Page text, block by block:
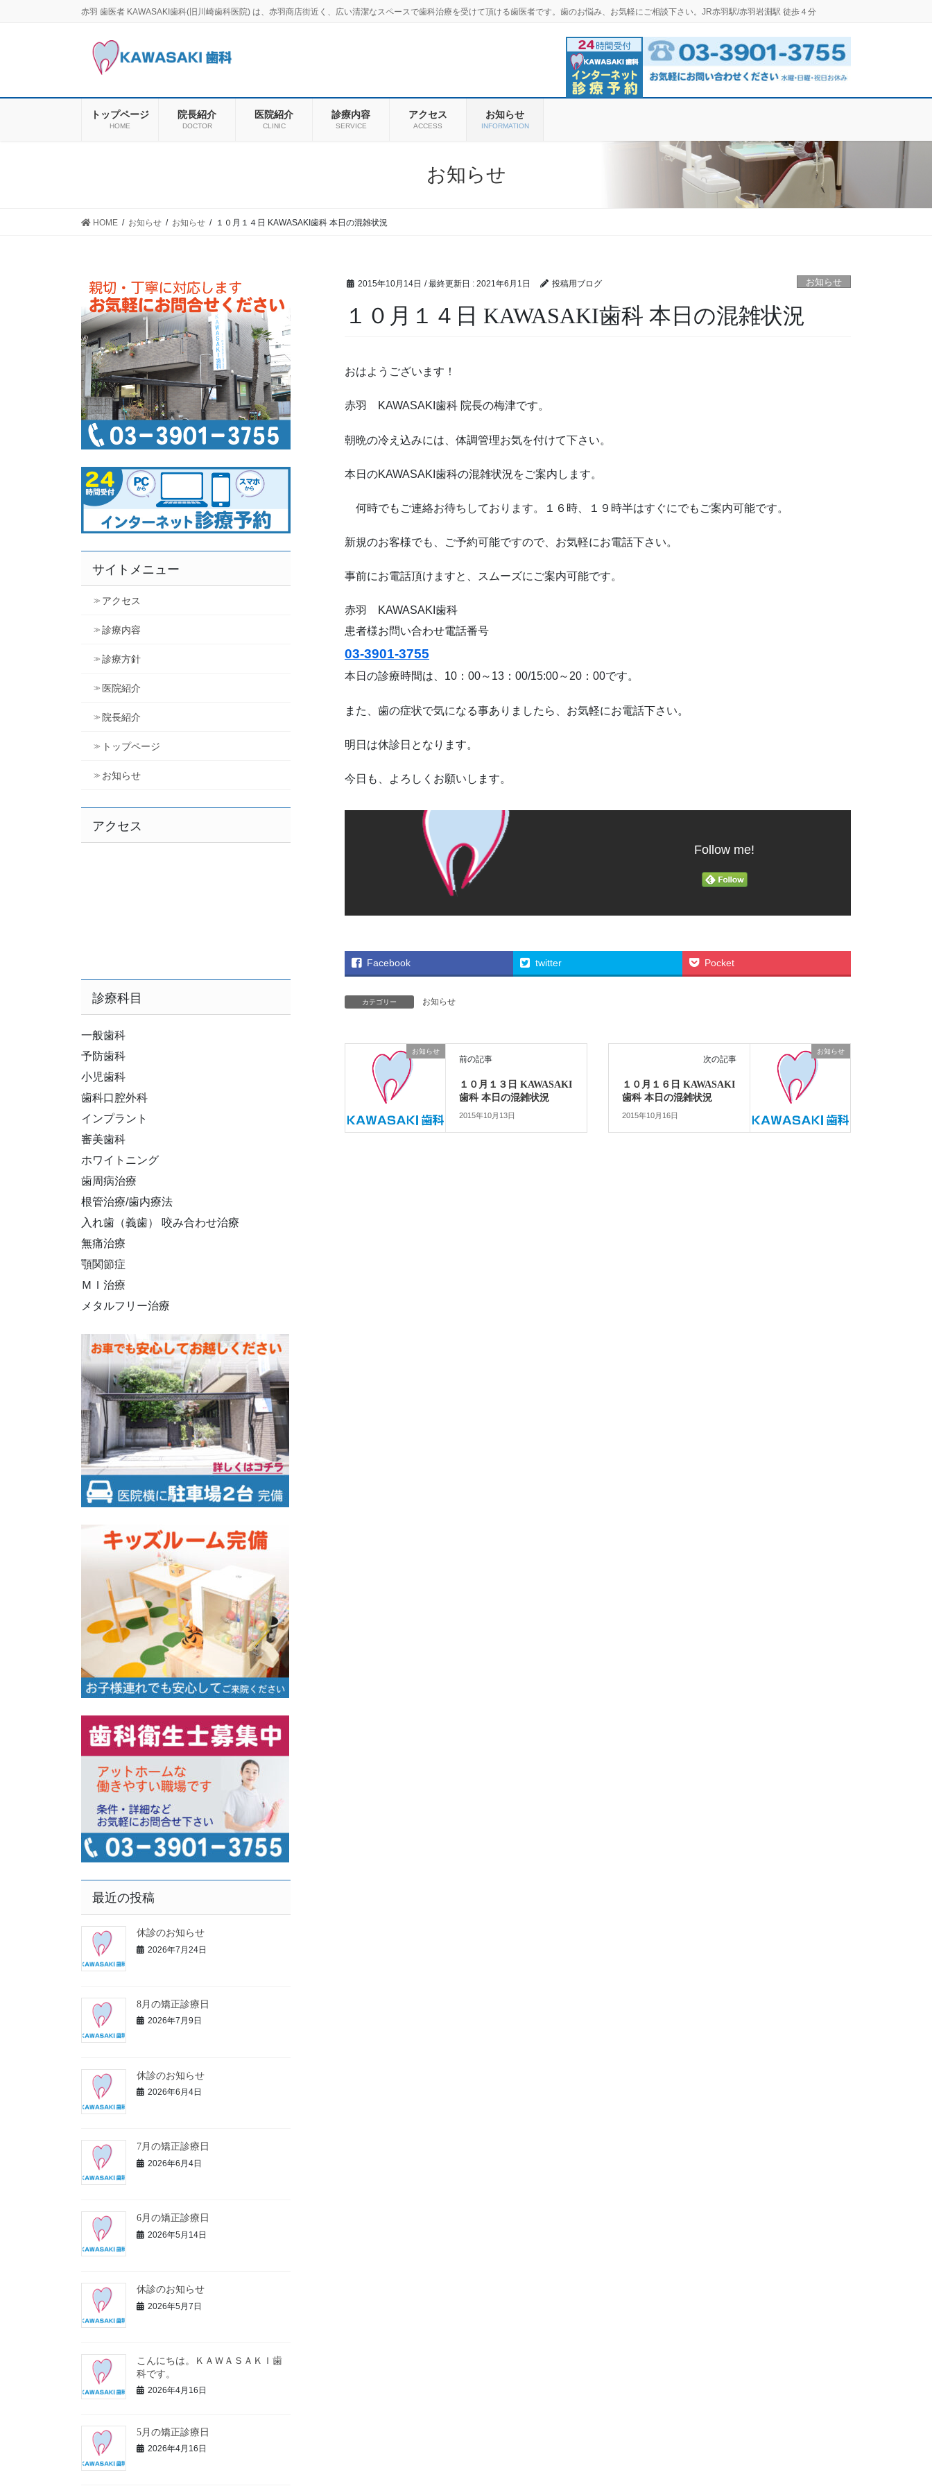
赤羽 歯医者 KAWASAKI歯科(旧川崎歯科医院) は、赤羽商店街近く、広い清潔なスペースで歯科治療を受けて頂ける歯医者です。歯のお悩み、お気軽にご相談下さい。JR赤羽駅/赤羽岩淵駅 徒歩４分
トップページ
HOME
院長紹介
DOCTOR
医院紹介
CLINIC
診療内容
SERVICE
アクセス
ACCESS
お知らせ
INFORMATION
お知らせ
HOME お知らせ お知らせ １０月１４日 KAWASAKI歯科 本日の混雑状況
2015年10月14日 / 最終更新日 : 2021年6月1日 投稿用ブログ お知らせ
１０月１４日 KAWASAKI歯科 本日の混雑状況
おはようございます！
赤羽 KAWASAKI歯科 院長の梅津です。
朝晩の冷え込みには、体調管理お気を付けて下さい。
本日のKAWASAKI歯科の混雑状況をご案内します。
何時でもご連絡お待ちしております。１６時、１９時半はすぐにでもご案内可能です。
新規のお客様でも、ご予約可能ですので、お気軽にお電話下さい。
事前にお電話頂けますと、スムーズにご案内可能です。
赤羽 KAWASAKI歯科
患者様お問い合わせ電話番号
03-3901-3755
本日の診療時間は、10：00～13：00/15:00～20：00です。
また、歯の症状で気になる事ありましたら、お気軽にお電話下さい。
明日は休診日となります。
今日も、よろしくお願いします。
Follow me!
Facebook twitter Pocket
カテゴリー お知らせ
お知らせ
前の記事
１０月１３日 KAWASAKI
歯科 本日の混雑状況
2015年10月13日
お知らせ
次の記事
１０月１６日 KAWASAKI
歯科 本日の混雑状況
2015年10月16日
サイトメニュー
アクセス
診療内容
診療方針
医院紹介
院長紹介
トップページ
お知らせ
アクセス
診療科目
一般歯科
予防歯科
小児歯科
歯科口腔外科
インプラント
審美歯科
ホワイトニング
歯周病治療
根管治療/歯内療法
入れ歯（義歯） 咬み合わせ治療
無痛治療
顎関節症
ＭＩ治療
メタルフリー治療
最近の投稿
休診のお知らせ
2026年7月24日
8月の矯正診療日
2026年7月9日
休診のお知らせ
2026年6月4日
7月の矯正診療日
2026年6月4日
6月の矯正診療日
2026年5月14日
休診のお知らせ
2026年5月7日
こんにちは。ＫＡＷＡＳＡＫＩ歯
科です。
2026年4月16日
5月の矯正診療日
2026年4月16日